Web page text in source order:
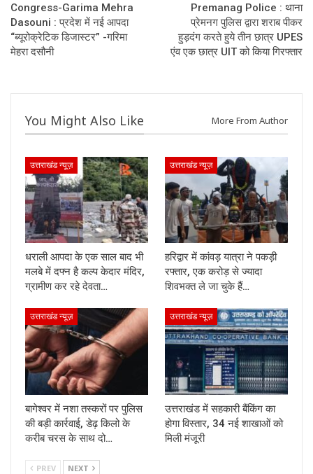
Congress-Garima Mehra
Dasouni : प्रदेश में नई आपदा
“ब्यूरोक्रेटिक डिजास्टर” -गरिमा
मेहरा दसौनी
Premanag Police : थाना
प्रेमनग पुलिस द्वारा शराब पीकर
हुड़दंग करते हुये तीन छात्र UPES
एंव एक छात्र UIT को किया गिरफ्तार
You Might Also Like More From Author
उत्तराखंड न्यूज़
धराली आपदा के एक साल बाद भी
मलबे में दफ्न है कल्प केदार मंदिर,
ग्रामीण कर रहे देवता…
उत्तराखंड न्यूज़
हरिद्वार में कांवड़ यात्रा ने पकड़ी
रफ्तार, एक करोड़ से ज्यादा
शिवभक्त ले जा चुके हैं…
उत्तराखंड न्यूज़
बागेश्वर में नशा तस्करों पर पुलिस
की बड़ी कार्रवाई, डेढ़ किलो के
करीब चरस के साथ दो…
उत्तराखंड न्यूज़
उत्तराखंड में सहकारी बैंकिंग का
होगा विस्तार, 34 नई शाखाओं को
मिली मंजूरी
PREV NEXT